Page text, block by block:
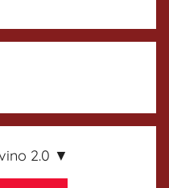
2.0 ▼